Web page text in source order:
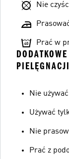
Nie
Prać w
PIELĘGNACJI
Nie
Używać
Nie
Prać z